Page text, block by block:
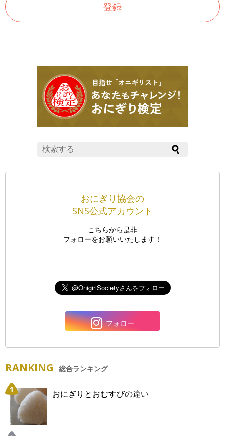
登録
おにぎり協会の
SNS公式アカウント
こちらから是非
フォローをお願いいたします！
フォロー
RANKING 総合ランキング
おにぎりとおむすびの違い